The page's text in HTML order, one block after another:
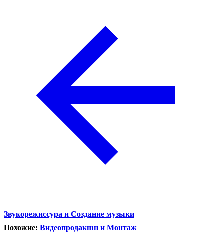
Звукорежиссура и Создание музыки
Похожие: Видеопродакшн и Монтаж